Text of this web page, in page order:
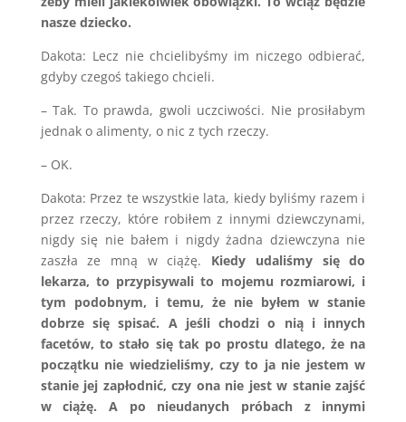
nasze dziecko.
Dakota: Lecz nie chcielibyśmy im niczego odbierać,
gdyby czegoś takiego chcieli.
– Tak. To prawda, gwoli uczciwości. Nie prosiłabym
jednak o alimenty, o nic z tych rzeczy.
– OK.
Dakota: Przez te wszystkie lata, kiedy byliśmy razem i
przez rzeczy, które robiłem z innymi dziewczynami,
nigdy się nie bałem i nigdy żadna dziewczyna nie
zaszła ze mną w ciążę. Kiedy udaliśmy się do
lekarza, to przypisywali to mojemu rozmiarowi, i
tym podobnym, i temu, że nie byłem w stanie
dobrze się spisać. A jeśli chodzi o nią i innych
facetów, to stało się tak po prostu dlatego, że na
początku nie wiedzieliśmy, czy to ja nie jestem w
stanie jej zapłodnić, czy ona nie jest w stanie zajść
w ciążę. A po nieudanych próbach z innymi